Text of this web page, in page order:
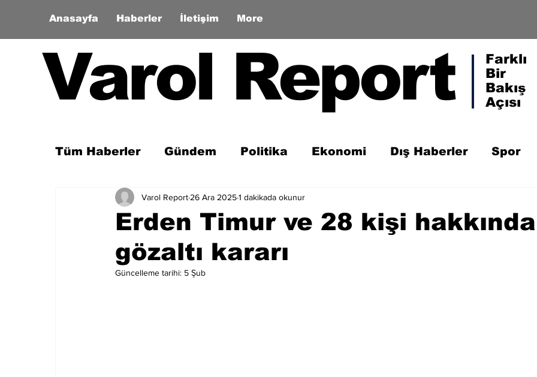
Anasayfa Haberler İletişim More
Varol Report
Farklı
Bir
Bakış
Açısı
Tüm Haberler Gündem Politika Ekonomi Dış Haberler Spor
Son Dakika Zaman Tüneli
Erden Timur ve 28 kişi hakkında
gözaltı kararı
Varol Report 26 Ara 20251 dakikada okunur
Güncelleme tarihi: 5 Şub